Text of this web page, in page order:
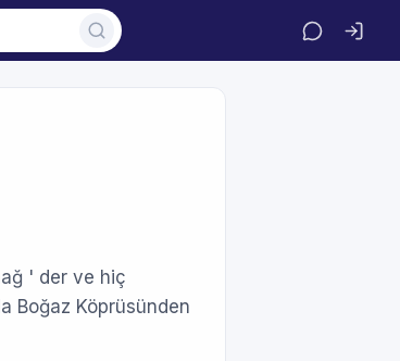
' der ve hiç
Boğaz Köprüsünden